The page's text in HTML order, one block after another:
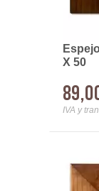
X 50
IVA y